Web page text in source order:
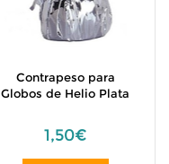
Contrapeso para
Globos de Helio Plata
1,50€